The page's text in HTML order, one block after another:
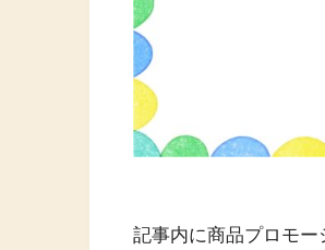
記事内に商品プロモ